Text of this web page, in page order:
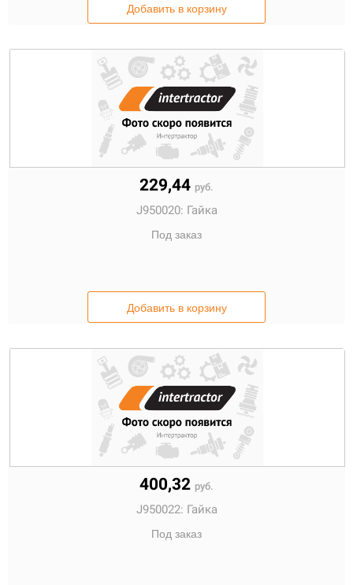
Добавить в корзину
229,44 руб.
J950020: Гайка
Под заказ
Добавить в корзину
400,32 руб.
J950022: Гайка
Под заказ